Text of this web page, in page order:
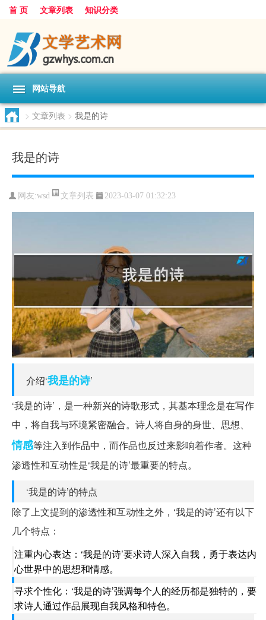
首 页 文章列表 知识分类
网站导航
> 文章列表 > 我是的诗
我是的诗
网友:wsd 文章列表 2023-03-07 01:32:23
介绍‘我是的诗’
‘我是的诗’，是一种新兴的诗歌形式，其基本理念是在写作
中，将自我与环境紧密融合。诗人将自身的身世、思想、
情感等注入到作品中，而作品也反过来影响着作者。这种
渗透性和互动性是‘我是的诗’最重要的特点。
‘我是的诗’的特点
除了上文提到的渗透性和互动性之外，‘我是的诗’还有以下
几个特点：
注重内心表达：‘我是的诗’要求诗人深入自我，勇于表达内
心世界中的思想和情感。
寻求个性化：‘我是的诗’强调每个人的经历都是独特的，要
求诗人通过作品展现自我风格和特色。